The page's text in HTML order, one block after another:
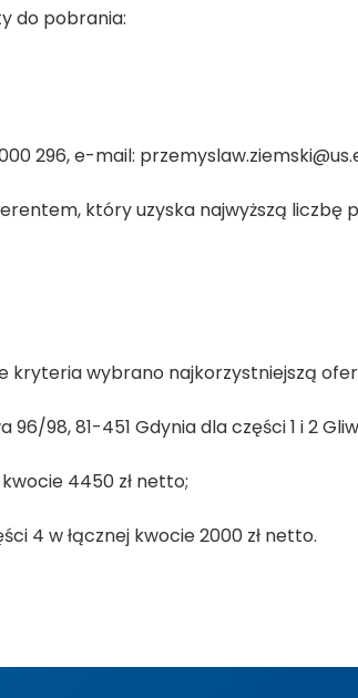
do pobrania:
296, e-mail:
który uzyska najwyższą liczbę
kryteria wybrano najkorzystniejszą
98, 81-451 Gdynia dla części 1 i 2
4450 zł netto;
4 w łącznej kwocie 2000 zł netto.